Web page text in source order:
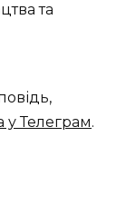
та
у Телеграм.